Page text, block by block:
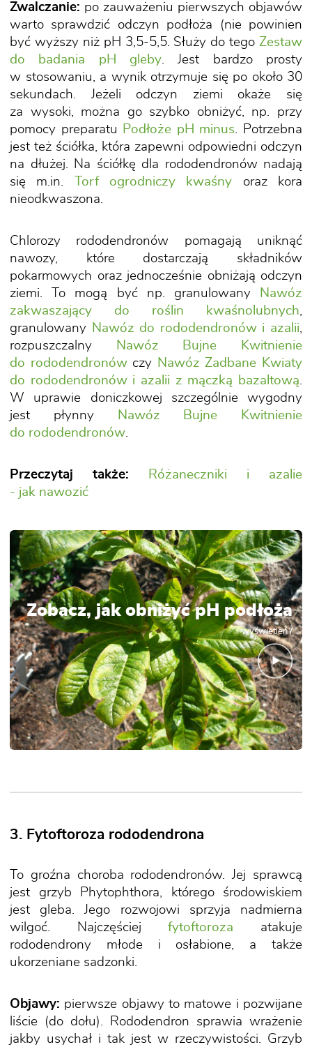
Zwalczanie: po zauważeniu pierwszych objawów
warto sprawdzić odczyn podłoża (nie powinien
być wyższy niż pH 3,5-5,5. Służy do tego Zestaw
do badania pH gleby. Jest bardzo prosty
w stosowaniu, a wynik otrzymuje się po około 30
sekundach. Jeżeli odczyn ziemi okaże się
za wysoki, można go szybko obniżyć, np. przy
pomocy preparatu
Podłoże pH minus. Potrzebna
jest też ściółka, która zapewni odpowiedni odczyn
na dłużej. Na ściółkę dla rododendronów nadają
się m.in.
Torf ogrodniczy kwaśny oraz kora
nieodkwaszona.
Chlorozy rododendronów pomagają uniknąć
nawozy, które dostarczają składników
pokarmowych oraz jednocześnie obniżają odczyn
ziemi. To mogą być np. granulowany
Nawóz
zakwaszający do roślin kwaśnolubnych,
granulowany Nawóz do rododendronów i azalii,
rozpuszczalny
Nawóz Bujne Kwitnienie
do rododendronówczy Nawóz Zadbane Kwiaty
do rododendronów i azalii z mączką bazaltową.
W uprawie doniczkowej szczególnie wygodny
jest płynny
Nawóz Bujne Kwitnienie
do rododendronów.
Przeczytaj także:
Różaneczniki i azalie
- jak nawozić
Zobacz, jak obniżyć pH podłoża
wyświetleń /
3. Fytoftoroza rododendrona
To groźna choroba rododendronów. Jej sprawcą
jest grzyb Phytophthora, którego środowiskiem
jest gleba. Jego rozwojowi sprzyja nadmierna
wilgoć. Najczęściejfytoftoroza atakuje
rododendrony młode i osłabione, a także
ukorzeniane sadzonki.
Objawy: pierwsze objawy to matowe i pozwijane
liście (do dołu). Rododendron sprawia wrażenie
jakby usychał i tak jest w rzeczywistości. Grzyb